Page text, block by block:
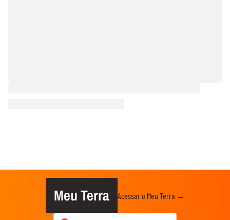
Meu Terra Acessar o Meu Terra →